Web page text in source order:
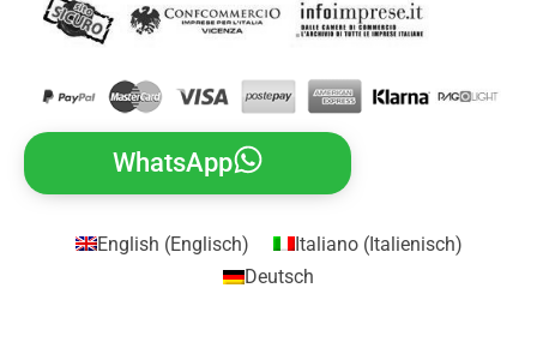
WhatsApp
English (Englisch) Italiano(Italienisch)
Deutsch